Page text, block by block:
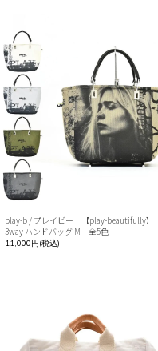
play-b / プレイビー 【play-beautifully】
3way ハンドバッグ M 全5色
11,000円(税込)